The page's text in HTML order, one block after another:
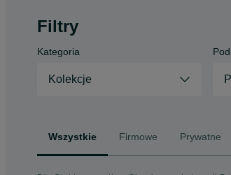
Filtry
Kategoria
Kolekcje
Wszystkie Firmowe Prywatne